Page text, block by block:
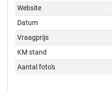
Website
Datum
Vraagprijs
KM stand
Aantal foto's